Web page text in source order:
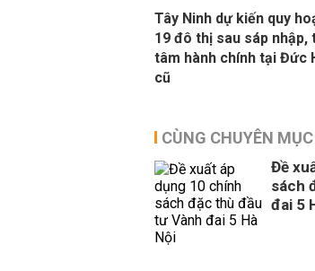
Tây Ninh dự kiến quy
19 đô thị sau sáp nhập,
tâm hành chính tại Đức
cũ
CÙNG CHUYÊN MỤC
Đề
sách
đai 5